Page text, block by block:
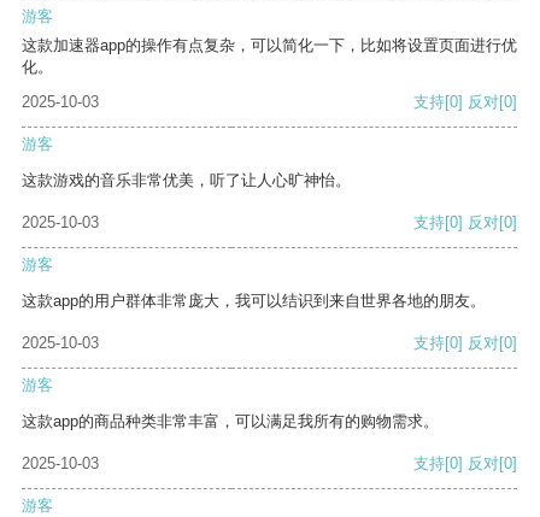
游客
这款加速器app的操作有点复杂，可以简化一下，比如将设置页面进行优
化。
2025-10-03
支持[0] 反对[0]
游客
这款游戏的音乐非常优美，听了让人心旷神怡。
2025-10-03 支持[0] 反对[0]
游客
这款app的用户群体非常庞大，我可以结识到来自世界各地的朋友。
2025-10-03 支持[0] 反对[0]
游客
这款app的商品种类非常丰富，可以满足我所有的购物需求。
2025-10-03 支持[0] 反对[0]
游客